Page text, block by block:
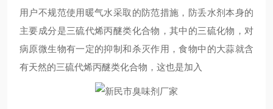
用户不规范使用暖气水采取的防范措施，防丢水剂本身的
主要成分是三硫代烯丙醚类化合物，其中的三硫化物，对
病原微生物有一定的抑制和杀灭作用，食物中的大蒜就含
有天然的三硫代烯丙醚类化合物，这也是加入